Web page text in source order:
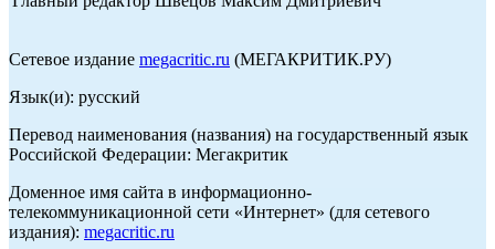
Сетевое издание megacritic.ru (МЕГАКРИТИК.РУ)
Язык(и): русский
Перевод наименования (названия) на государственный язык
Российской Федерации: Мегакритик
Доменное имя сайта в информационно-
телекоммуникационной сети «Интернет» (для сетевого
издания): megacritic.ru